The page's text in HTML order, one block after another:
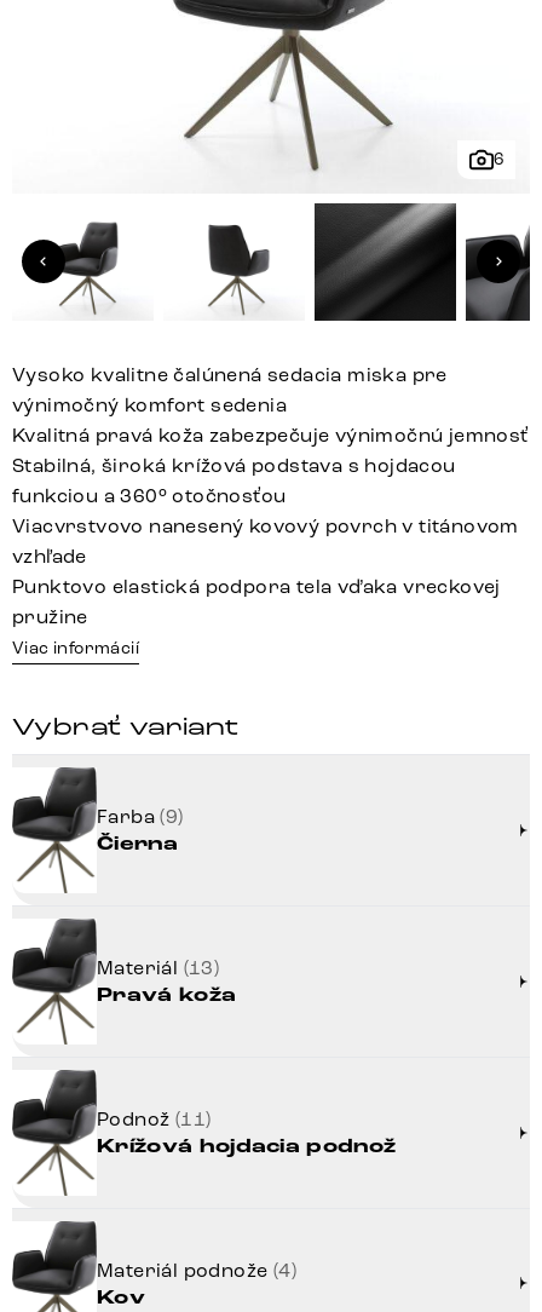
6
Vysoko kvalitne čalúnená sedacia miska pre
výnimočný komfort sedenia
Kvalitná pravá koža zabezpečuje výnimočnú jemnosť
Stabilná, široká krížová podstava s hojdacou
funkciou a 360° otočnosťou
Viacvrstvovo nanesený kovový povrch v titánovom
vzhľade
Punktovo elastická podpora tela vďaka vreckovej
pružine
Viac informácií
Vybrať variant
Farba(9)
Čierna
Materiál (13)
Pravá koža
Podnož (11)
Krížová hojdacia podnož
Materiál podnože (4)
Kov